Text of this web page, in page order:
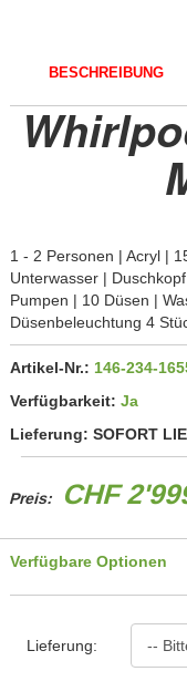
BESCHREIBUNG
1 - 2 Personen | Acryl |
Unterwasser |
Pumpen | 10 Düsen |
Düsenbeleuchtung 4
Artikel-Nr.: 146-234-
Verfügbarkeit: Ja
Lieferung: SOFORT
Preis: CHF
Verfügbare Optionen
Lieferung: